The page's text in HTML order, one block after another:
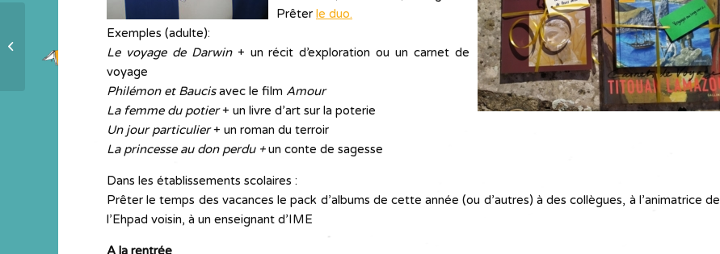
Prêter le duo.
Exemples (adulte):
Le voyage de Darwin+ un récit d’exploration ou un carnet de
voyage
Philémon et Baucisavec le film Amour
La femme du potier+ un livre d’art sur la poterie
Un jour particulier+ un roman du terroir
La princesse au don perdu +un conte de sagesse
Dans les établissements scolaires :
Prêter le temps des vacances le pack d’albums de cette année (ou d’autres) à des collègues, à l’animatrice de
l’Ehpad voisin, à un enseignant d’IME
A la rentrée
Les tortues des Galapagos
modelées à 4 mains dans le
Calvados